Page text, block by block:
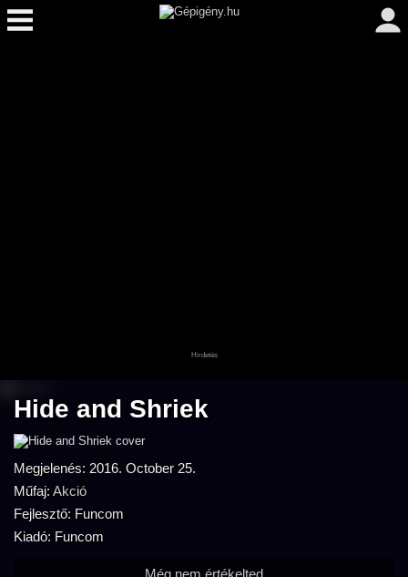
Hide and Shriek
Megjelenés: 2016. October 25.
Műfaj: Akció
Fejlesztő: Funcom
Kiadó: Funcom
Még nem értékelted